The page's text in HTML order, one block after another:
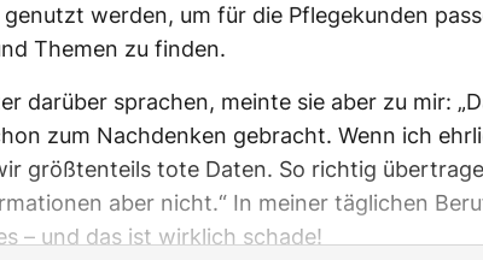
werden, um für die Pflegekunden
Themen zu finden.
darüber sprachen, meinte sie aber zu mir:
zum Nachdenken gebracht. Wenn ich
größtenteils tote Daten. So richtig
aber nicht.“ In meiner täglichen
– und das ist wirklich schade!